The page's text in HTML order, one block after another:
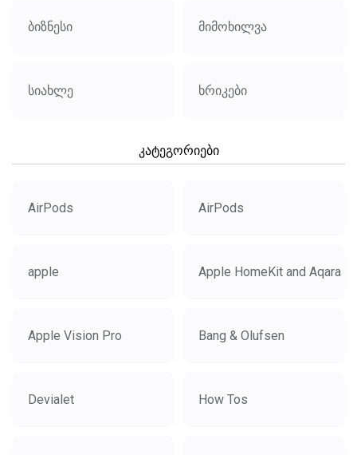
ბიზნესი მიმოხილვა
სიახლე ხრიკები
კატეგორიები
AirPods AirPods
apple Apple HomeKit and Aqara
Apple Vision Pro Bang & Olufsen
Devialet How Tos